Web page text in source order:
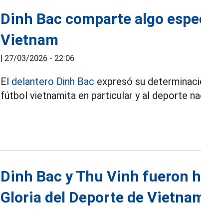
Dinh Bac comparte algo
Vietnam
| 27/03/2026 - 22:06
El delantero Dinh Bac expresó su
fútbol vietnamita en particular y al deporte
Dinh Bac y Thu Vinh fueron
Gloria del Deporte de